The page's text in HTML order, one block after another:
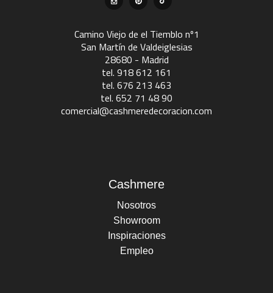
Camino Viejo de el Tiemblo nº1
San Martín de Valdeiglesias
28680 - Madrid
tel. 918 612 161
tel. 676 213 463
tel. 652 71 48 90
comercial@cashmeredecoracion.com
Cashmere
Nosotros
Showroom
Inspiraciones
Empleo